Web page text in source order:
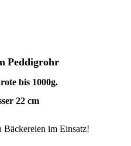
Peddigrohr
bis 1000g.
22 cm
im Einsatz!